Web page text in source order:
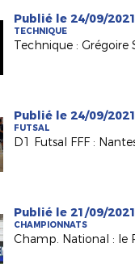
Publié le 24/09/2021
TECHNIQUE
Publié le 24/09/2021
FUTSAL
Publié le 21/09/2021
CHAMPIONNATS